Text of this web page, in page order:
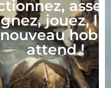
lisez :
vous